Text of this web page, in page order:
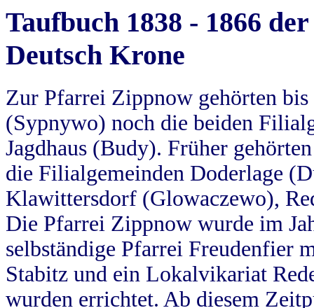
Taufbuch 1838 - 1866
Deutsch Krone
Zur Pfarrei Zippnow gehörten
(Sypnywo) noch die beiden
Jagdhaus (Budy). Früher
die Filialgemeinden Doderlage
Klawittersdorf (Glowaczewo),
Die Pfarrei Zippnow wurde im
selbständige Pfarrei Freudenfier
Stabitz und ein Lokalvikariat
wurden errichtet. Ab diesem